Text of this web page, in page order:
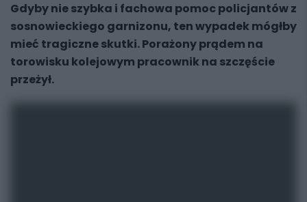
Gdyby nie szybka i fachowa pomoc policjantów z
sosnowieckiego garnizonu, ten wypadek mógłby
mieć tragiczne skutki. Porażony prądem na
torowisku kolejowym pracownik na szczęście
przeżył.